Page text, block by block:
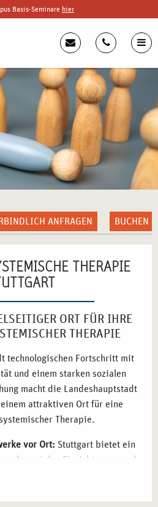
Basis-Seminare hier
ANFRAGEN BUCHEN
THERAPIE
ORT FÜR IHRE
THERAPIE
technologischen Fortschritt mit
und einem starken sozialen
macht die Landeshauptstadt
attraktiven Ort für eine
Therapie.
vor Ort: Stuttgart bietet ein
Einrichtungen und